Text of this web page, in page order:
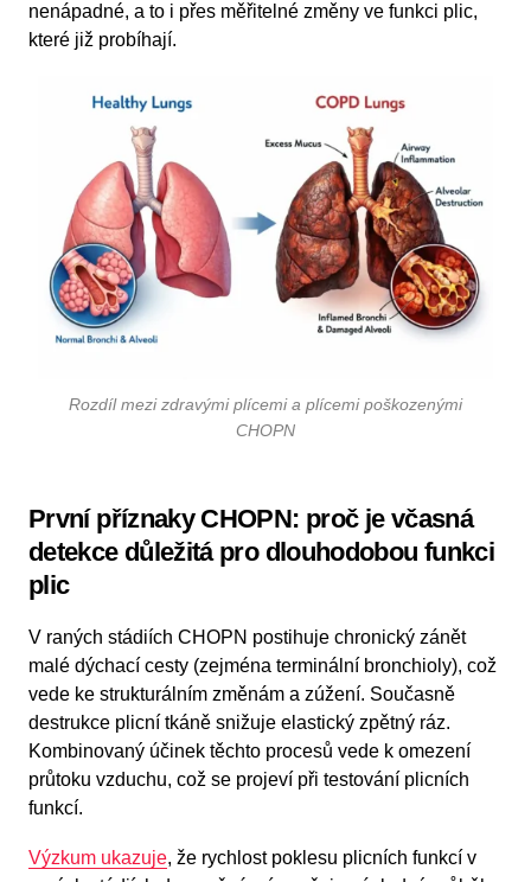
nenápadné, a to i přes měřitelné změny ve funkci plic,
které již probíhají.
Rozdíl mezi zdravými plícemi a plícemi poškozenými
CHOPN
První příznaky CHOPN: proč je včasná
detekce důležitá pro dlouhodobou funkci
plic
V raných stádiích CHOPN postihuje chronický zánět
malé dýchací cesty (zejména terminální bronchioly), což
vede ke strukturálním změnám a zúžení. Současně
destrukce plicní tkáně snižuje elastický zpětný ráz.
Kombinovaný účinek těchto procesů vede k omezení
průtoku vzduchu, což se projeví při testování plicních
funkcí.
Výzkum ukazuje, že rychlost poklesu plicních funkcí v